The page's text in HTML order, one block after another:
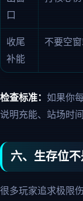
口
收尾
补能
不要空
检查标准： 如果你
说明充能、站场时
六、生存位
很多玩家追求极限